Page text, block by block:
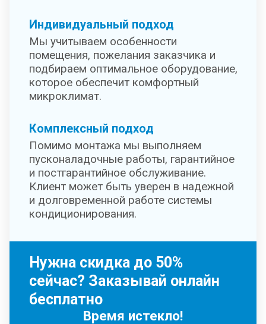
Индивидуальный подход
Мы учитываем особенности
помещения, пожелания заказчика и
подбираем оптимальное оборудование,
которое обеспечит комфортный
микроклимат.
Комплексный подход
Помимо монтажа мы выполняем
пусконаладочные работы, гарантийное
и постгарантийное обслуживание.
Клиент может быть уверен в надежной
и долговременной работе системы
кондиционирования.
Нужна скидка до 50%
сейчас? Заказывай онлайн
бесплатно
Время истекло!